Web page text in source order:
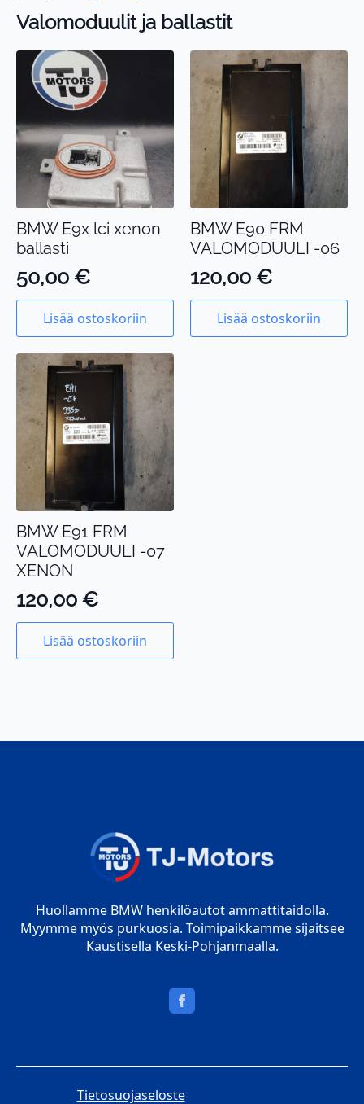
Valomoduulit ja ballastit
BMW E9x lci xenon
ballasti
50,00 €
Lisää ostoskoriin
BMW E90 FRM
VALOMODUULI -06
120,00 €
Lisää ostoskoriin
BMW E91 FRM
VALOMODUULI -07
XENON
120,00 €
Lisää ostoskoriin
Huollamme BMW henkilöautot ammattitaidolla.
Myymme myös purkuosia. Toimipaikkamme sijaitsee
Kaustisella Keski-Pohjanmaalla.
Tietosuojaseloste